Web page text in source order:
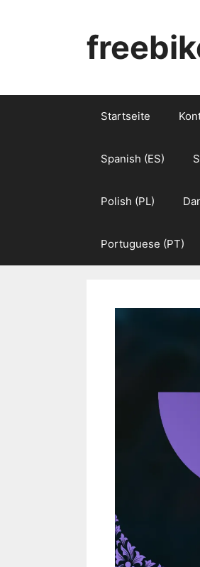
Startseite
Spanish (ES)
Polish (PL)
Portuguese (PT)